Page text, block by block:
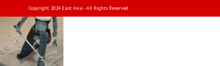
Copyright 2024 East Asia - All Rights Reserved